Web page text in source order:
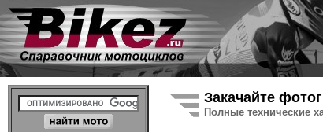
Закачайте
Полные технические